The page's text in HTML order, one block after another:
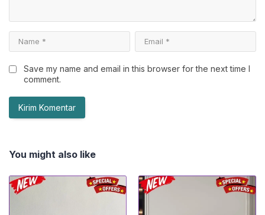
Save my name and email in this browser for the next time I
comment.
You might also like